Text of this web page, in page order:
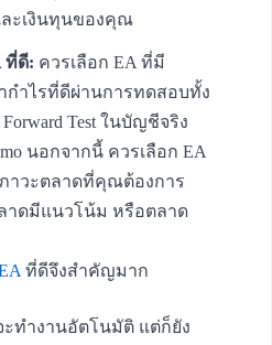
ะเงินทุนของคุณ
ที่ดี: ควรเลือก EA ที่มี
กำไรที่ดีผ่านการทดสอบทั้ง
Forward Test ในบัญชีจริง
นอกจากนี้ ควรเลือก EA
าวะตลาดที่คุณต้องการ
าดมีแนวโน้ม หรือตลาด
ที่ดีจึงสำคัญมาก
ะทำงานอัตโนมัติ แต่ก็ยัง